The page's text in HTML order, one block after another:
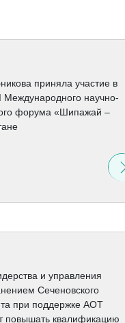
приняла участие в
Международного научно-
форума «Шипажай –
и управления
Сеченовского
при поддержке АОТ
повышать квалификацию